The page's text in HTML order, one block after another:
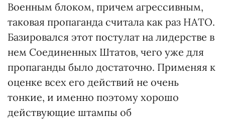
Военным блоком, причем агрессивным,
таковая пропаганда считала как раз НАТО.
Базировался этот постулат на лидерстве в
нем Соединенных Штатов, чего уже для
пропаганды было достаточно. Применяя к
оценке всех его действий не очень
тонкие, и именно поэтому хорошо
действующие штампы об